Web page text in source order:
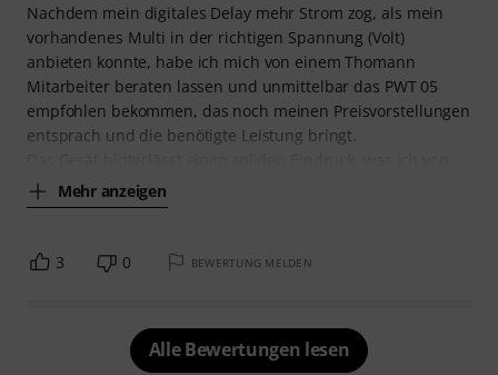
Nachdem mein digitales Delay mehr Strom zog, als mein
vorhandenes Multi in der richtigen Spannung (Volt)
anbieten konnte, habe ich mich von einem Thomann
Mitarbeiter beraten lassen und unmittelbar das PWT 05
empfohlen bekommen, das noch meinen Preisvorstellungen
entsprach und die benötigte Leistung bringt.
Mehr anzeigen
3 0 BEWERTUNG MELDEN
Alle Bewertungen lesen